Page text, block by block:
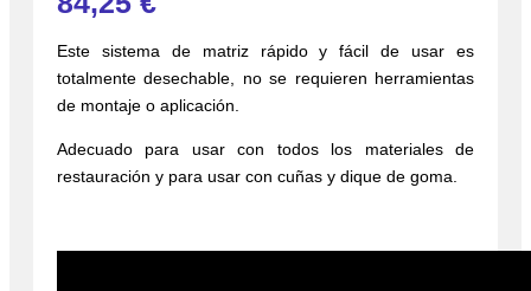
Este sistema de matriz rápido y fácil de usar es
totalmente desechable, no se requieren herramientas
de montaje o aplicación.
Adecuado para usar con todos los materiales de
restauración y para usar con cuñas y dique de goma.